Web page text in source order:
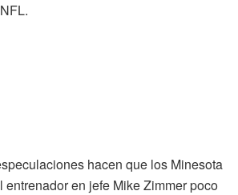
hacen que los Minesota
en jefe Mike Zimmer poco